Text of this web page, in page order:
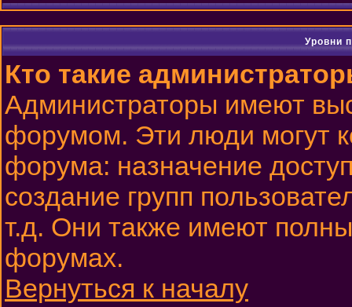
Уровни
Кто такие
Администраторы имеют
форумом. Эти люди могут
форума: назначение
создание групп
т.д. Они также имеют
форумах.
Вернуться к началу